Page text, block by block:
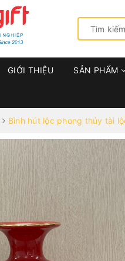
GIỚI THIỆU SẢN PHẨM
Bình hút lộc phong thủy tài